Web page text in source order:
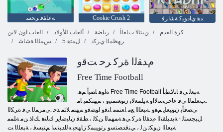
ﺔﻋﺎﻘﻓ ﺮﺤﺳ Cookie Crush 2
ﺪﻫ ﻱﺍﺩﻮﻴﻛ ﺔﺷﺍﺮﻓ
العاب اون لاين
ألعاب للأولاد رياضة ﻦﻴﻨﺛﻻ ﺏﺎﻌﻟﺃ
كرة القدم
ﺲﻤﻠﻟﺍ ﺔﺷﺎﺷ
5 ﻞﻤﺘﻫ ﺮﻬﻈﻤﻟﺍ ﻱﺮﻛﺫ
ﻡﺪﻘﻟﺍ ﺓﺮﻛ ﺮﺣ ﺖﻗﻭ
Free Time Football
.ﺓﺍﻮﻫ ﺎﻀﻳﺃ ﻢﻫ Free Time Football ﺔﺒﻌﻟ ﻲﻓ ﺎﻨﻟﺎﻄﺑﺃ
.ﺐﻌﻠﻤﻟﺍ ﻲﻓ ءﺎﺧﺮﺘﺳﻻ ﺍﻭ ﺔﻴﻠﻤﻌﻟﺎﺑ ﻥﻮﻌﺘﻤﺘﻳﻭ ، ﻢﻬﻨﻜﻤﻳ ﺎﻣ
ﻰﺼﻗﺄﺑ ﻥﻮﺒﻌﻠﻳ ﻢﻫﻭ .ﺔﺒﻌﻠﻟﺍ ﻊﻣ ﺎﻌﺘﻤﻣ ﺎﺘﻗﻭ ﺍﻮﻀﻗﻭ ﻢﻬﻨﻣ ﻼ ﺜﻣ ﺬﺧ .ﻰﻣﺮﻤﻟﺍ ﻲﻓ ﺓﺮﻜﻟﺍ
ﻞﻴﺠﺴﺘﻟ - ﺔﻳﺪﻴﻠﻘﺘﻟﺍ ﻡﺪﻘﻟﺍ ﺓﺮﻛ ﻲﻫ ﺔﻤﻬﻤﻟﺍ ﻦﻜﻟ ، ﻂﻘﻓ ﻥﺎﻴﺿﺎﻳﺭ ﻙﺎﻨﻫ .ﻚﻟﺫ ﻦﻣ ﺔﻠﻤﻣ
ﺔﺒﻌﻠﻟﺍ ﻥﻮﻜﺗ ﻦﻟ ، ﻲﻨﻗﺪﺼﺘﺳﻭ ﺮﺗﻮﻴﺒﻤﻛ ﺯﺎﻬﺠﺑ ﻪﻟﺍﺪﺒﺘﺳﺍ ﻢﺘﻴﺴﻓ ، ﺔﺒﻌﻠﻟﺍ ﺖ